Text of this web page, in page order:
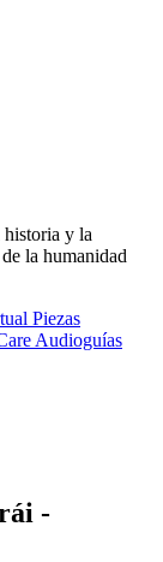
y la
la humanidad
Piezas
Audioguías
-